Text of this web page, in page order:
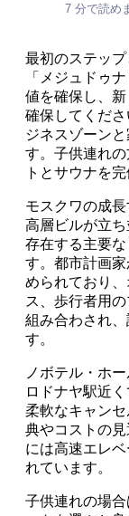
7 分で読め
最初のステッ
「メジュドゥ
値を確保し、
確保してくだ
ジネスゾーン
す。子供連れ
トとサウナを
モスクワの成
高層ビルが立
存在する主要
す。都市計画
められており
ス、歩行者用
組み合わされ
す。
ノボテル・ホ
ロドナヤ駅近
柔軟なキャン
典やコストの
には高速エレ
れています。
子供連れの場